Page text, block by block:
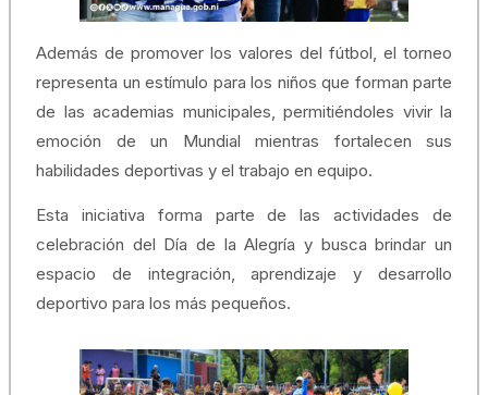
Además de promover los valores del fútbol, el torneo
representa un estímulo para los niños que forman parte
de las academias municipales, permitiéndoles vivir la
emoción de un Mundial mientras fortalecen sus
habilidades deportivas y el trabajo en equipo.
Esta iniciativa forma parte de las actividades de
celebración del Día de la Alegría y busca brindar un
espacio de integración, aprendizaje y desarrollo
deportivo para los más pequeños.